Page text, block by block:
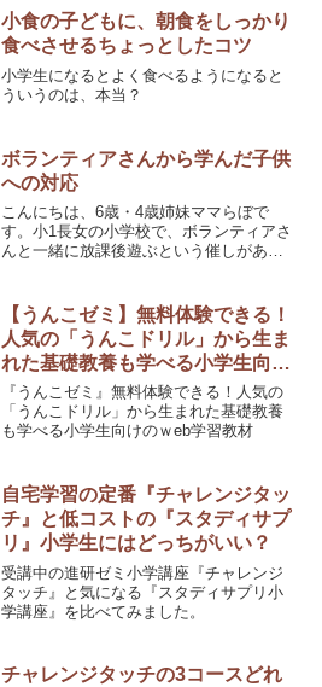
年玉の平均額を知ろうまずは一般的なお
年玉の相場を把握するこ...
小食の子どもに、朝食をしっかり
食べさせるちょっとしたコツ
小学生になるとよく食べるようになると
ういうのは、本当？
ボランティアさんから学んだ子供
への対応
こんにちは、6歳・4歳姉妹ママらぼで
す。小1長女の小学校で、ボランティアさ
んと一緒に放課後遊ぶという催しがあ
してくださっている児童のママさん、年
配の男性、女性でした。ま...
【うんこゼミ】無料体験できる！
人気の「うんこドリル」から生ま
れた基礎教養も学べる小学生向け
のｗeb学習教材
『うんこゼミ』無料体験できる！人気の
「うんこドリル」から生まれた基礎教養
も学べる小学生向けのｗeb学習教材
自宅学習の定番『チャレンジタッ
チ』と低コストの『スタディサプ
リ』小学生にはどっちがいい？
受講中の進研ゼミ小学講座『チャレンジ
タッチ』と気になる『スタディサプリ小
学講座』を比べてみました。
チャレンジタッチの3コースどれ